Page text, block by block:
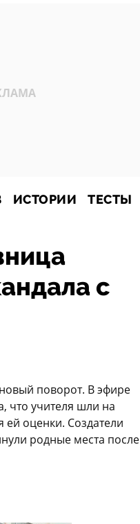
ИСТОРИИ ТЕСТЫ
с
поворот. В эфире
что учителя шли на
ей оценки. Создатели
родные места после